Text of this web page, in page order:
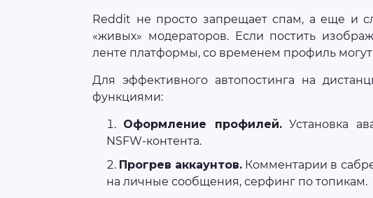
Reddit не просто запрещает спам, а еще и
«живых» модераторов. Если постить
ленте платформы, со временем профиль могут
Для эффективного автопостинга на
функциями:
Оформление профилей.Установка
NSFW-контента.
Прогрев аккаунтов. Комментарии в
на личные сообщения, серфинг по топикам.